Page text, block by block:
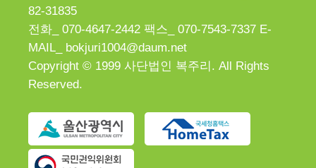
82-31835
전화_ 070-4647-2442 팩스_ 070-7543-7337 E-
MAIL_ bokjuri1004@daum.net
Copyright © 1999 사단법인 복주리. All Rights
Reserved.